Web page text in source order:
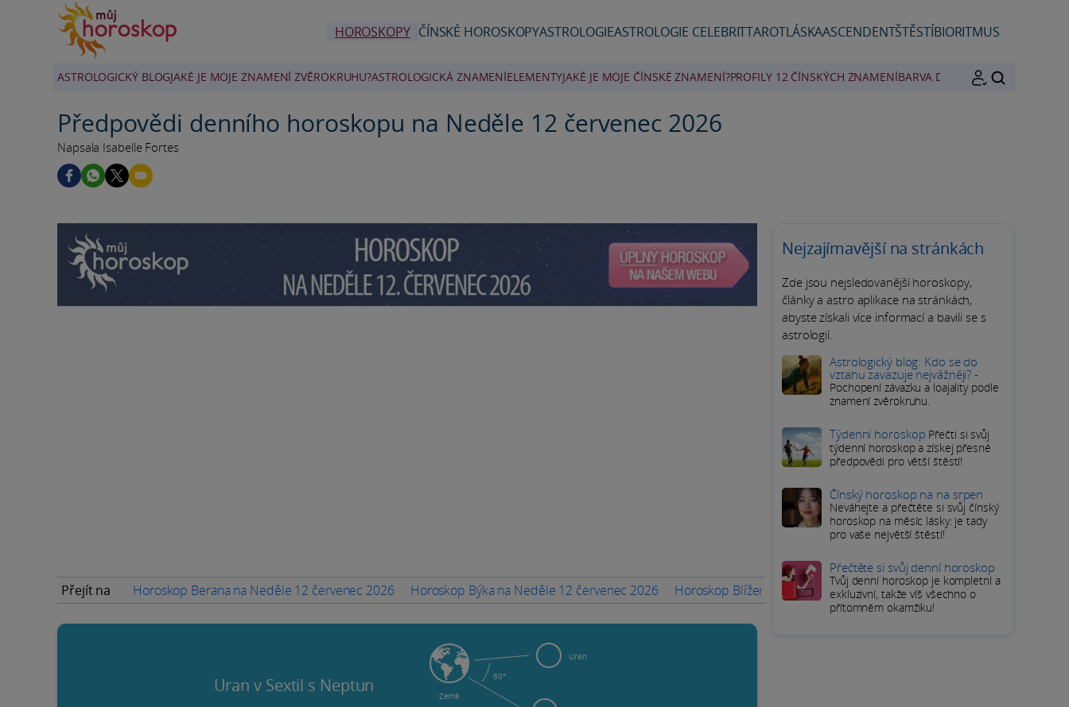
HOROSKOPY ČÍNSKÉ HOROSKOPYASTROLOGIEASTROLOGIE CELEBRITTAROTLÁSKAASCENDENTŠTĚSTÍBIORITMUS
ASTROLOGICKÝ BLOGJAKÉ JE MOJE ZNAMENÍ ZVĚROKRUHU?ASTROLOGICKÁ ZNAMENÍELEMENTYJAKÉ JE MOJE ČÍNSKÉ ZNAMENÍ?PROFILY 12 ČÍNSKÝCH ZNAMENÍBARVA DNE
Předpovědi denního horoskopu na Neděle 12 červenec 2026
Napsala Isabelle Fortes
Přejít na Horoskop Berana na Neděle 12 červenec 2026 Horoskop Býka na Neděle 12 červenec 2026 Horoskop Blíženců na Neděle 12 červenec 2026 Horoskop Raka na
Uran v Sextil s Neptun
Země
Uran
60°
Nejzajímavější na stránkách
Zde jsou nejsledovanější horoskopy,
články a astro aplikace na stránkách,
abyste získali více informací a bavili se s
astrologií.
Astrologický blog: Kdo se do
vztahu zavazuje nejvážněji? -
Pochopení závazku a loajality podle
znamení zvěrokruhu.
Týdenní horoskop Přečti si svůj
týdenní horoskop a získej přesné
předpovědi pro větší štěstí!
Čínský horoskop na na srpen
Neváhejte a přečtěte si svůj čínský
horoskop na měsíc lásky: je tady
pro vaše největší štěstí!
Přečtěte si svůj denní horoskop
Tvůj denní horoskop je kompletní a
exkluzivní, takže víš všechno o
přítomném okamžiku!